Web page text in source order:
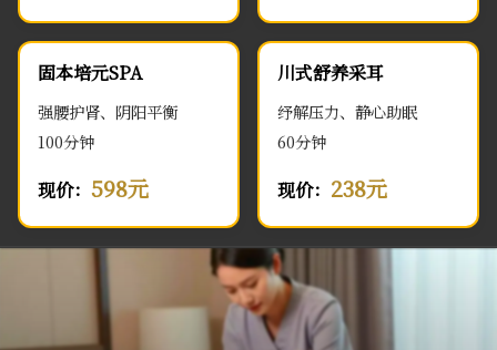
固本培元SPA
强腰护肾、阴阳平衡
100分钟
现价： 598元
川式舒养采耳
纾解压力、静心助眠
60分钟
现价： 238元